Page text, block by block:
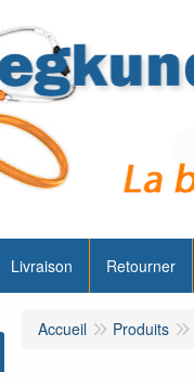
Livraison Retourner
Accueil Produits